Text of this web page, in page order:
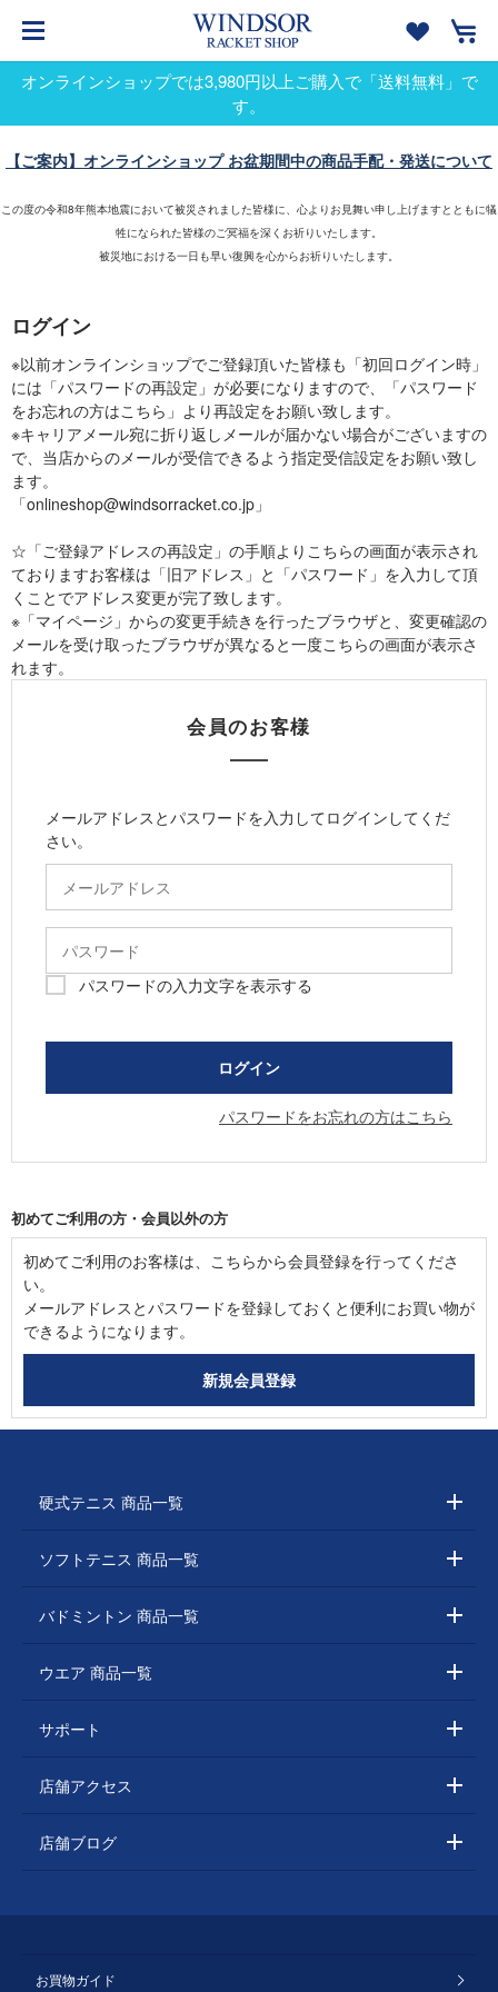
オンラインショップでは3,980円以上ご購入で「送料無料」で
す。
【ご案内】オンラインショップ お盆期間中の商品手配・発送について
この度の令和8年熊本地震において被災されました皆様に、心よりお見舞い申し上げますとともに犠
牲になられた皆様のご冥福を深くお祈りいたします。
被災地における一日も早い復興を心からお祈りいたします。
ログイン
※以前オンラインショップでご登録頂いた皆様も「初回ログイン時」
には「パスワードの再設定」が必要になりますので、「パスワード
をお忘れの方はこちら」より再設定をお願い致します。
※キャリアメール宛に折り返しメールが届かない場合がございますの
で、当店からのメールが受信できるよう指定受信設定をお願い致し
ます。
「onlineshop@windsorracket.co.jp」
☆「ご登録アドレスの再設定」の手順よりこちらの画面が表示され
ておりますお客様は「旧アドレス」と「パスワード」を入力して頂
くことでアドレス変更が完了致します。
※「マイページ」からの変更手続きを行ったブラウザと、変更確認の
メールを受け取ったブラウザが異なると一度こちらの画面が表示さ
れます。
会員のお客様
メールアドレスとパスワードを入力してログインしてくだ
さい。
パスワードの入力文字を表示する
パスワードをお忘れの方はこちら
初めてご利用の方・会員以外の方
初めてご利用のお客様は、こちらから会員登録を行ってくださ
い。
メールアドレスとパスワードを登録しておくと便利にお買い物が
できるようになります。
硬式テニス 商品一覧
ソフトテニス 商品一覧
バドミントン 商品一覧
ウエア 商品一覧
サポート
店舗アクセス
店舗ブログ
お買物ガイド